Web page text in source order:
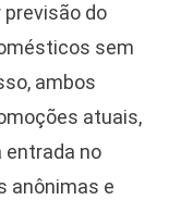
do
sem
ambos
atuais,
entrada no
anônimas e